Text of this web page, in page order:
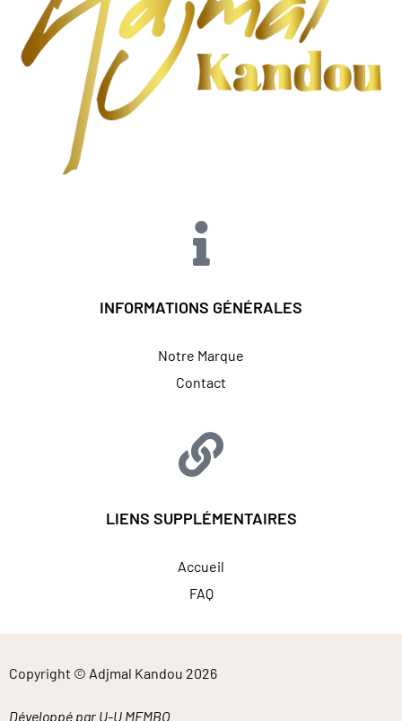
INFORMATIONS GÉNÉRALES
Notre Marque
Contact
LIENS SUPPLÉMENTAIRES
Accueil
FAQ
Copyright © Adjmal Kandou 2026
Développé par U-U MEMBO